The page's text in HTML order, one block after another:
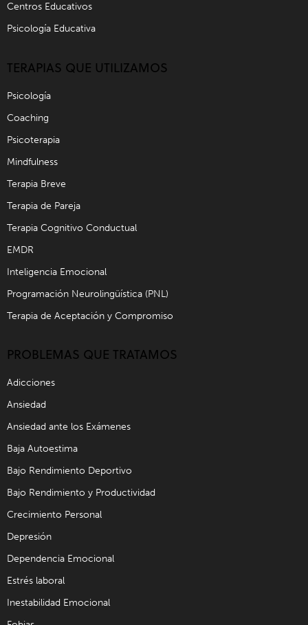
Centros Educativos
Psicología Educativa
TERAPIAS QUE UTILIZAMOS
Psicología
Coaching
Psicoterapia
Mindfulness
Terapia Breve
Terapia de Pareja
Terapia Cognitivo Conductual
EMDR
Inteligencia Emocional
Programación Neurolingüística (PNL)
Terapia de Aceptación y Compromiso
PROBLEMAS QUE TRATAMOS
Adicciones
Ansiedad
Ansiedad ante los Exámenes
Baja Autoestima
Bajo Rendimiento Deportivo
Bajo Rendimiento y Productividad
Crecimiento Personal
Depresión
Dependencia Emocional
Estrés laboral
Inestabilidad Emocional